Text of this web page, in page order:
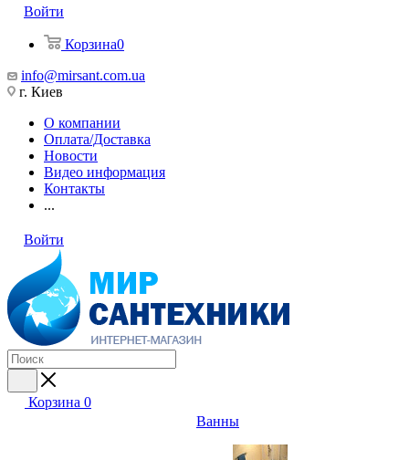
Войти
Корзина0
info@mirsant.com.ua
г. Киев
О компании
Оплата/Доставка
Новости
Видео информация
Контакты
...
Войти
Корзина 0
Ванны